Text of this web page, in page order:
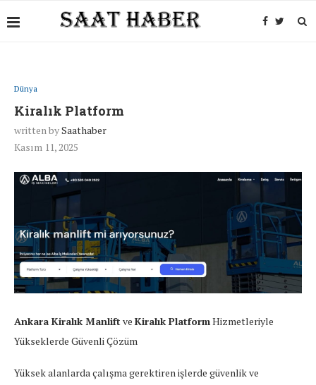
Dünya
Kiralık Platform
written bySaathaber
Kasım 11, 2025
Ankara Kiralık Manlift ve Kiralık PlatformHizmetleriyle
Yükseklerde Güvenli Çözüm
Yüksek alanlarda çalışma gerektiren işlerde güvenlik ve